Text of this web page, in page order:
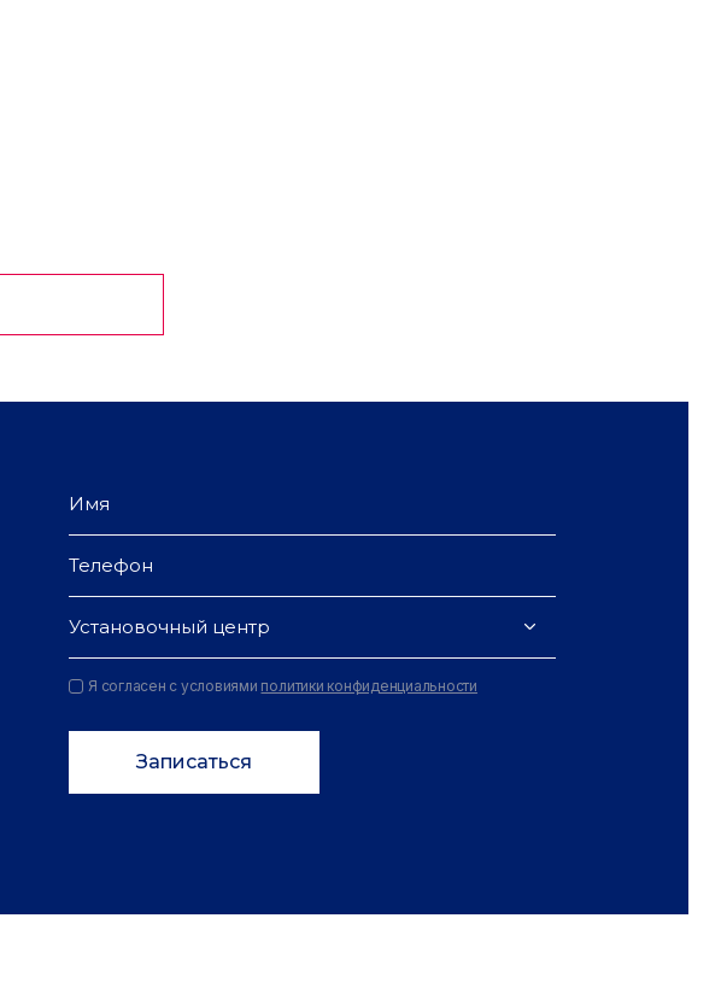
Установочный центр
Я согласен с условиями политики конфиденциальности
Записаться